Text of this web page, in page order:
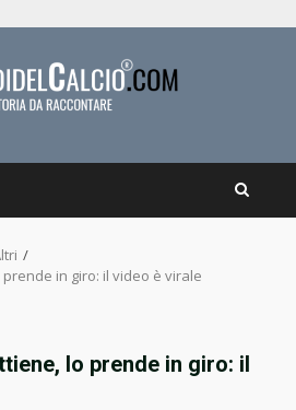
in giro: il video è virale
lo prende in giro: il